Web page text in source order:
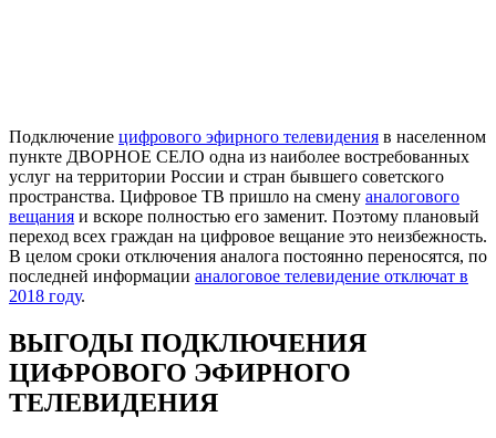
Подключение цифрового эфирного телевидения в населенном
пункте ДВОРНОЕ СЕЛО одна из наиболее востребованных
услуг на территории России и стран бывшего советского
пространства. Цифровое ТВ пришло на смену аналогового
вещания и вскоре полностью его заменит. Поэтому плановый
переход всех граждан на цифровое вещание это неизбежность.
В целом сроки отключения аналога постоянно переносятся, по
последней информации аналоговое телевидение отключат в
2018 году.
ВЫГОДЫ ПОДКЛЮЧЕНИЯ
ЦИФРОВОГО ЭФИРНОГО
ТЕЛЕВИДЕНИЯ